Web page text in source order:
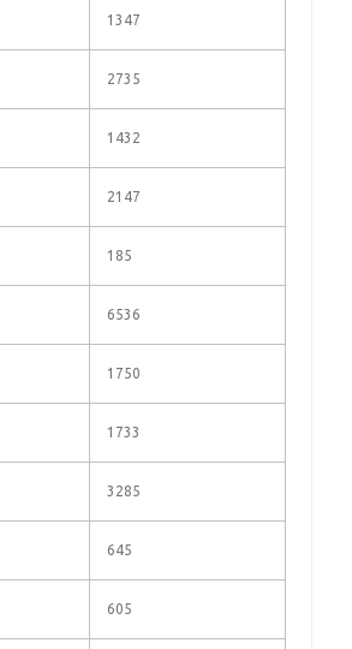
1347
2735
1432
2147
185
6536
1750
1733
3285
645
605